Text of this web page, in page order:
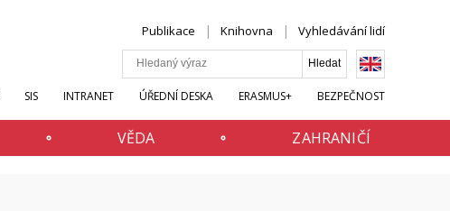
Publikace Knihovna Vyhledávání lidí
SIS INTRANET ÚŘEDNÍ DESKA ERASMUS+ BEZPEČNOST
VĚDA ZAHRANIČÍ